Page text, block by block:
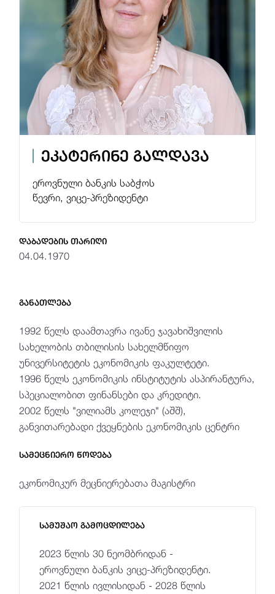
ჯილდოები
საჯარო ინფორმაცია
პერსონალურ მონაცემთა დაცვა
ეკატერინე გალდავა
ეროვნული ბანკის საბჭოს
წევრი, ვიცე-პრეზიდენტი
დაბადების თარიღი
04.04.1970
განათლება
1992 წელს დაამთავრა ივანე ჯავახიშვილის
სახელობის თბილისის სახელმწიფო
უნივერსიტეტის ეკონომიკის ფაკულტეტი.
1996 წელს ეკონომიკის ინსტიტუტის ასპირანტურა,
სპეციალობით ფინანსები და კრედიტი.
2002 წელს "ვილიამს კოლეჯი" (აშშ),
განვითარებადი ქვეყნების ეკონომიკის ცენტრი
სამეცნიერო წოდება
ეკონომიკურ მეცნიერებათა მაგისტრი
სამუშაო გამოცდილება
2023 წლის 30 ნეომბრიდან -
ეროვნული ბანკის ვიცე-პრეზიდენტი.
2021 წლის ივლისიდან - 2028 წლის